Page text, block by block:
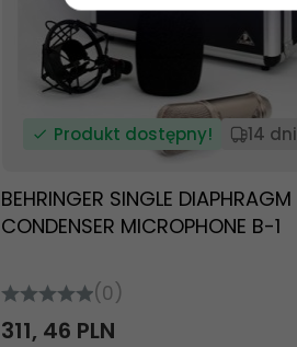
Produkt dostępny! 14 dni
BEHRINGER SINGLE DIAPHRAGM
CONDENSER MICROPHONE B-1
(0)
311, 46 PLN